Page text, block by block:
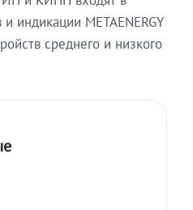
индикации METAENERGY
среднего и низкого